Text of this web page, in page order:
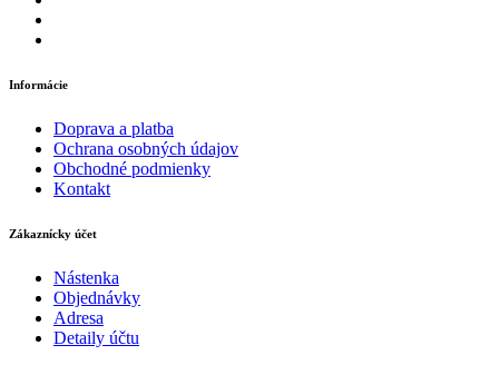
Informácie
Doprava a platba
Ochrana osobných údajov
Obchodné podmienky
Kontakt
Zákaznícky účet
Nástenka
Objednávky
Adresa
Detaily účtu